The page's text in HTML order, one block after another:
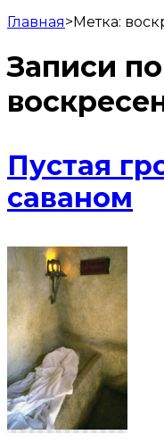
Главная>Метка:
Записи
Пустая
саваном